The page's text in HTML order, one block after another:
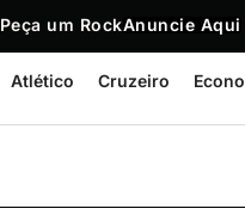
Peça um RockAnuncie Aqui
Atlético Cruzeiro